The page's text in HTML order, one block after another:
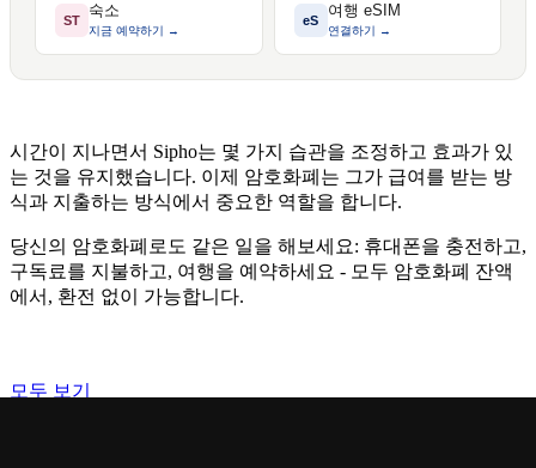
ST
숙소
지금 예약하기 →
eS
여행 eSIM
연결하기 →
시간이 지나면서 Sipho는 몇 가지 습관을 조정하고 효과가 있
는 것을 유지했습니다. 이제 암호화폐는 그가 급여를 받는 방
식과 지출하는 방식에서 중요한 역할을 합니다.
당신의 암호화폐로도 같은 일을 해보세요: 휴대폰을 충전하고,
구독료를 지불하고, 여행을 예약하세요 - 모두 암호화폐 잔액
에서, 환전 없이 가능합니다.